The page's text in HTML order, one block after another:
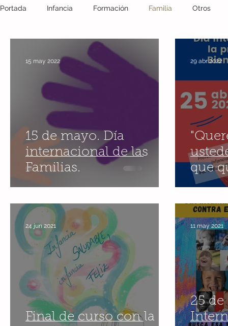
Portada Infancia Formación Familia Otros
crisis covid 19
Educación
Juego Conciliación Desescalada
día de la paz
15 de mayo. Día
internacional de las
Familias.
15 may 2022
que
29 abr 2022
Final de curso con la
24 jun 2021
25 de
11 may 2021